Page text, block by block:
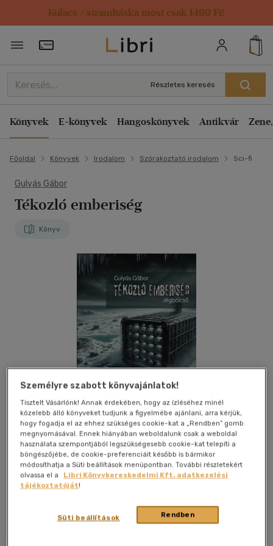
Kulacs / strandtáska most csak 1499 Ft!
Törzsvásárlói Kártya adatai
Részletes keresés
Könyvek E-könyvek Hangoskönyvek Antikvár
Főoldal Könyvek Irodalom Szórakoztató irodalom Sci-fi
Gulyás Gábor
Tékozló emberiség
Könyv
Kívánságlistához adom Megosztom
magyar nyelvű|puhatáblás,
ragasztókötött|330 oldal
Személyre szabott könyvajánlatok!
Tisztelt Vásárlónk! Annak érdekében, hogy az ízléséhez minél
közelebb álló könyveket tudjunk a figyelmébe ajánlani, arra kérjük,
hogy fogadja el az ehhez szükséges cookie-kat a „Rendben” gomb
megnyomásával. Ennek hiányában weboldalunk csak a weboldal
használata szempontjából legszükségesebb cookie-kat telepíti a
böngészőjébe, de cookie-preferenciáit később is bármikor
módosíthatja a Süti beállítások menüpontban. További részletekért
olvassa el a
Libri Könyvkereskedelmi Kft. adatkezelési
tájékoztatóját!
Rendben
Süti beállítások